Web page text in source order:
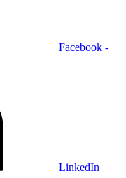
Facebook -
LinkedIn